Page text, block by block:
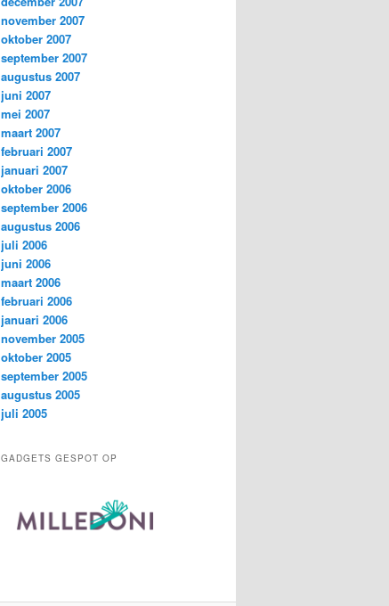
november 2007
oktober 2007
september 2007
augustus 2007
juni 2007
mei 2007
maart 2007
februari 2007
januari 2007
oktober 2006
september 2006
augustus 2006
juli 2006
juni 2006
maart 2006
februari 2006
januari 2006
november 2005
oktober 2005
september 2005
augustus 2005
juli 2005
GADGETS GESPOT OP